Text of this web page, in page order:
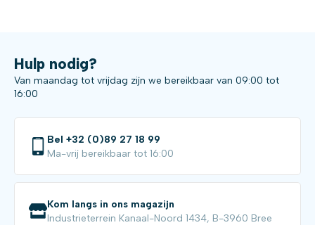
Hulp nodig?
Van maandag tot vrijdag zijn we bereikbaar van 09:00 tot
16:00
Bel +32 (0)89 27 18 99
Ma-vrij bereikbaar tot 16:00
Kom langs in ons magazijn
Industrieterrein Kanaal-Noord 1434, B-3960 Bree